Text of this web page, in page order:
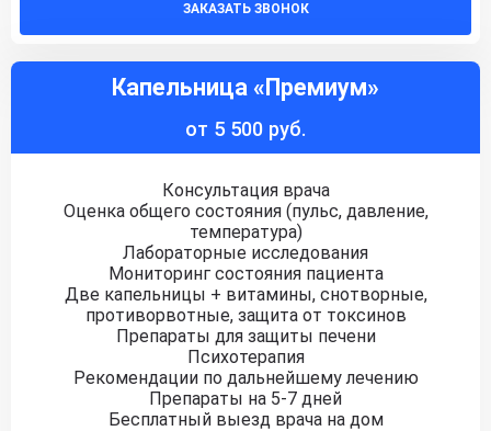
ЗАКАЗАТЬ ЗВОНОК
Капельница «Премиум»
от 5 500 руб.
Консультация врача
Оценка общего состояния (пульс, давление,
температура)
Лабораторные исследования
Мониторинг состояния пациента
Две капельницы + витамины, снотворные,
противорвотные, защита от токсинов
Препараты для защиты печени
Психотерапия
Рекомендации по дальнейшему лечению
Препараты на 5-7 дней
Бесплатный выезд врача на дом